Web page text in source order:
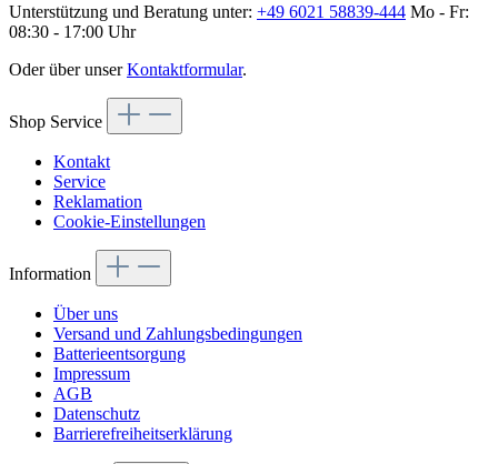
Unterstützung und Beratung unter: +49 6021 58839-444 Mo - Fr:
08:30 - 17:00 Uhr
Oder über unserKontaktformular.
Shop Service
Kontakt
Service
Reklamation
Cookie-Einstellungen
Information
Über uns
Versand und Zahlungsbedingungen
Batterieentsorgung
Impressum
AGB
Datenschutz
Barrierefreiheitserklärung